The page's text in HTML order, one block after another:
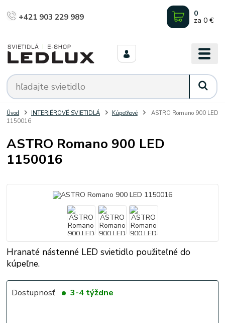
+421 903 229 989 0
za 0 €
Úvod INTERIÉROVÉ SVIETIDLÁ Kúpeľňové
ASTRO Romano 900 LED
1150016
ASTRO Romano 900 LED
1150016
Hranaté nástenné LED svietidlo použiteľné do
kúpeľne.
Dostupnosť 3-4 týždne